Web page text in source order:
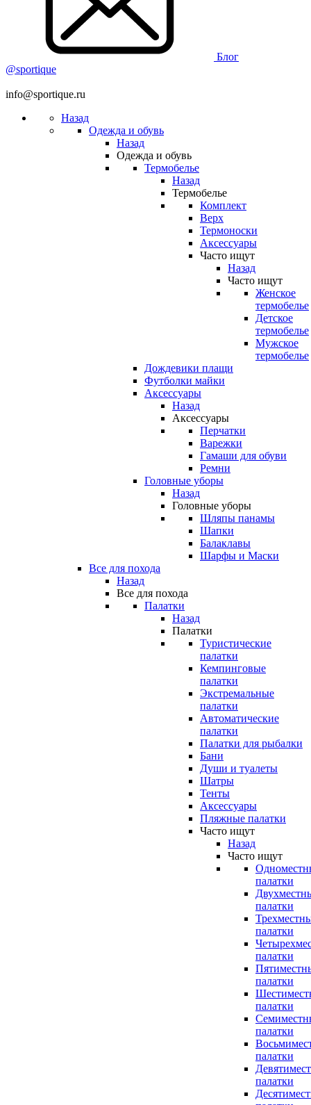
Блог
@sportique
info@sportique.ru
Назад
Одежда и обувь
Назад
Одежда и обувь
Термобелье
Назад
Термобелье
Комплект
Верх
Термоноски
Аксессуары
Часто ищут
Назад
Часто ищут
Женское
термобелье
Детское
термобелье
Мужское
термобелье
Дождевики плащи
Футболки майки
Аксессуары
Назад
Аксессуары
Перчатки
Варежки
Гамаши для обуви
Ремни
Головные уборы
Назад
Головные уборы
Шляпы панамы
Шапки
Балаклавы
Шарфы и Маски
Все для похода
Назад
Все для похода
Палатки
Назад
Палатки
Туристические
палатки
Кемпинговые
палатки
Экстремальные
палатки
Автоматические
палатки
Палатки для рыбалки
Бани
Души и туалеты
Шатры
Тенты
Аксессуары
Пляжные палатки
Часто ищут
Назад
Часто ищут
палатки
палатки
палатки
палатки
палатки
палатки
палатки
палатки
палатки